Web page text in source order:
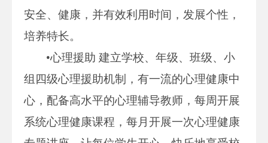
安全、健康，并有效利用时间，发展个性，
培养特长。
•心理援助 建立学校、年级、班级、小
组四级心理援助机制，有一流的心理健康中
心，配备高水平的心理辅导教师，每周开展
系统心理健康课程，每月开展一次心理健康